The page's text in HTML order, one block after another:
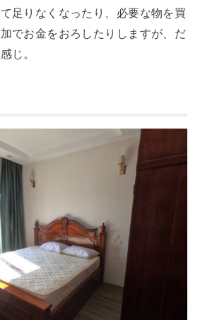
足りなくなったり、必要な物を買
でお金をおろしたりしますが、だ
じ。